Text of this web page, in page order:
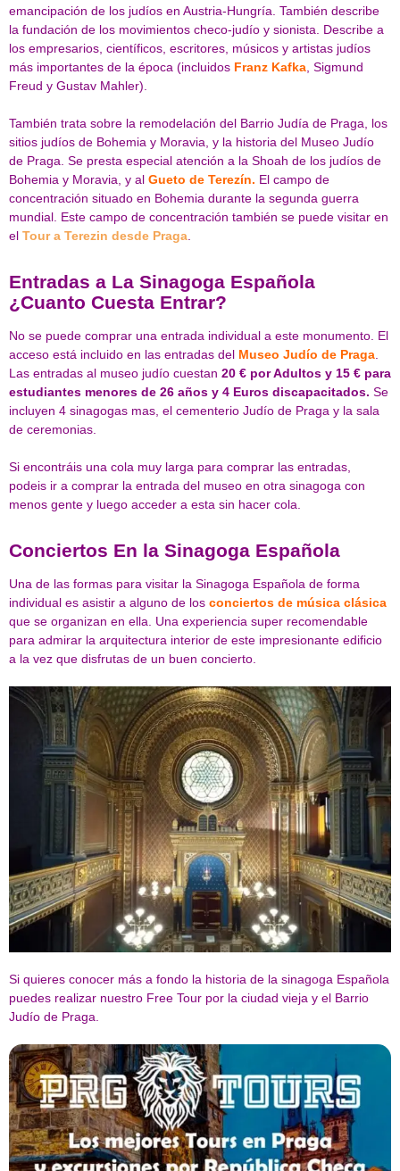
emancipación de los judíos en Austria-Hungría. También describe
la fundación de los movimientos checo-judío y sionista. Describe a
los empresarios, científicos, escritores, músicos y artistas judíos
más importantes de la época (incluidos Franz Kafka , Sigmund
Freud y Gustav Mahler).
También trata sobre la remodelación del Barrio Judía de Praga, los
sitios judíos de Bohemia y Moravia, y la historia del Museo Judío
de Praga. Se presta especial atención a la Shoah de los judíos de
Bohemia y Moravia, y al Gueto de Terezín. El campo de
concentración situado en Bohemia durante la segunda guerra
mundial. Este campo de concentración también se puede visitar en
el Tour a Terezin desde Praga
Entradas a La Sinagoga Española
¿Cuanto Cuesta Entrar?
No se puede comprar una entrada individual a este monumento. El
acceso está incluido en las entradas del Museo Judío de Praga
Las entradas al museo judío cuestan 20 € por Adultos y 15 € para
estudiantes menores de 26 años y 4 Euros discapacitados. Se
incluyen 4 sinagogas mas, el cementerio Judío de Praga y la sala
de ceremonias.
Si encontráis una cola muy larga para comprar las entradas,
podeis ir a comprar la entrada del museo en otra sinagoga con
menos gente y luego acceder a esta sin hacer cola.
Conciertos En la Sinagoga Española
Una de las formas para visitar la Sinagoga Española de forma
individual es asistir a alguno de los conciertos de música clásica
que se organizan en ella. Una experiencia super recomendable
para admirar la arquitectura interior de este impresionante edificio
a la vez que disfrutas de un buen concierto.
Si quieres conocer más a fondo la historia de la sinagoga Española
puedes realizar nuestro Free Tour por la ciudad vieja y el Barrio
Judío de Praga.